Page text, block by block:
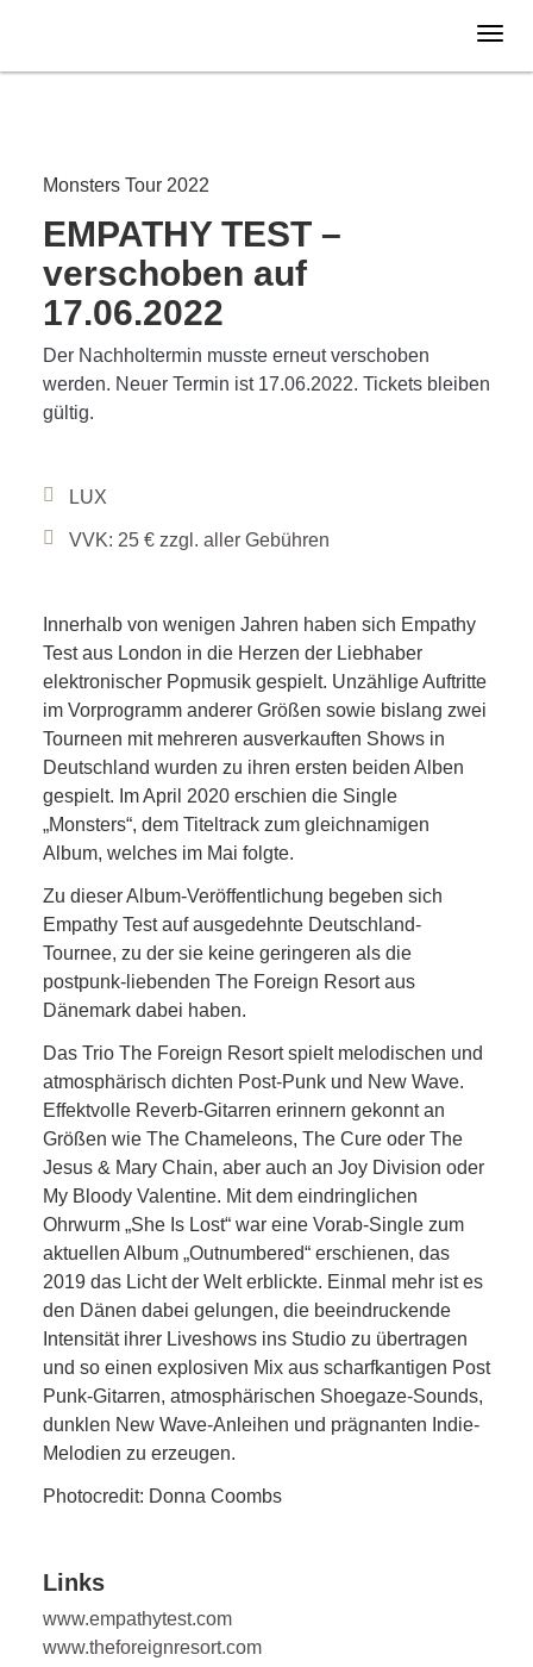
VERLEGT
07.01.
Monsters Tour 2022
EMPATHY TEST –
verschoben auf
17.06.2022
Der Nachholtermin musste erneut verschoben
werden. Neuer Termin ist 17.06.2022. Tickets bleiben
gültig.
LUX
VVK: 25 € zzgl. aller Gebühren
Innerhalb von wenigen Jahren haben sich Empathy
Test aus London in die Herzen der Liebhaber
elektronischer Popmusik gespielt. Unzählige Auftritte
im Vorprogramm anderer Größen sowie bislang zwei
Tourneen mit mehreren ausverkauften Shows in
Deutschland wurden zu ihren ersten beiden Alben
gespielt. Im April 2020 erschien die Single
„Monsters“, dem Titeltrack zum gleichnamigen
Album, welches im Mai folgte.
Zu dieser Album-Veröffentlichung begeben sich
Empathy Test auf ausgedehnte Deutschland-
Tournee, zu der sie keine geringeren als die
postpunk-liebenden The Foreign Resort aus
Dänemark dabei haben.
Das Trio The Foreign Resort spielt melodischen und
atmosphärisch dichten Post-Punk und New Wave.
Effektvolle Reverb-Gitarren erinnern gekonnt an
Größen wie The Chameleons, The Cure oder The
Jesus & Mary Chain, aber auch an Joy Division oder
My Bloody Valentine. Mit dem eindringlichen
Ohrwurm „She Is Lost“ war eine Vorab-Single zum
aktuellen Album „Outnumbered“ erschienen, das
2019 das Licht der Welt erblickte. Einmal mehr ist es
den Dänen dabei gelungen, die beeindruckende
Intensität ihrer Liveshows ins Studio zu übertragen
und so einen explosiven Mix aus scharfkantigen Post
Punk-Gitarren, atmosphärischen Shoegaze-Sounds,
dunklen New Wave-Anleihen und prägnanten Indie-
Melodien zu erzeugen.
Photocredit: Donna Coombs
Links
www.empathytest.com
www.theforeignresort.com